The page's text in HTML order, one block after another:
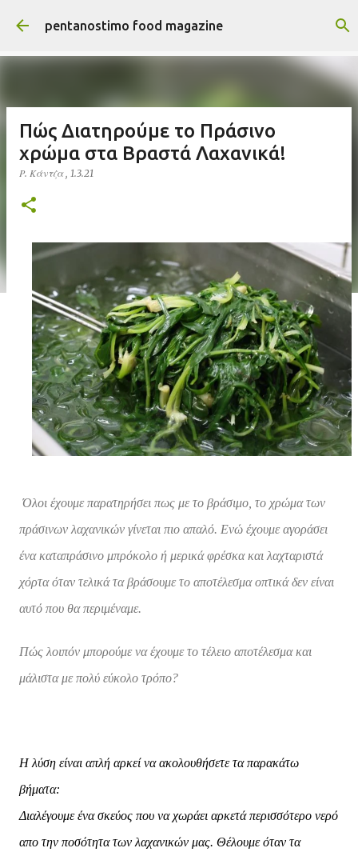
Μετάβαση στο κύριο περιεχόμενο
pentanostimo food magazine
Πώς Διατηρούμε το Πράσινο
χρώμα στα Βραστά Λαχανικά!
Ρ. Κάντζα , 1.3.21
Όλοι έχουμε παρατηρήσει πως με το βράσιμο, το χρώμα των
πράσινων λαχανικών γίνεται πιο απαλό. Ενώ έχουμε αγοράσει
ένα καταπράσινο μπρόκολο ή μερικά φρέσκα και λαχταριστά
χόρτα όταν τελικά τα βράσουμε το αποτέλεσμα οπτικά δεν είναι
αυτό που θαπεριμέναμε.
Πώς λοιπόν μπορούμε να έχουμε το τέλειο αποτέλεσμα και
μάλιστα με πολύ εύκολο τρόπο?
Η λύση είναι απλή αρκεί να ακολουθήσετε τα παρακάτω
βήματα:
Διαλέγουμε ένα σκεύος που να χωράει αρκετά περισσότερο νερό
απο την ποσότητα των λαχανικών μας. Θέλουμε όταν τα